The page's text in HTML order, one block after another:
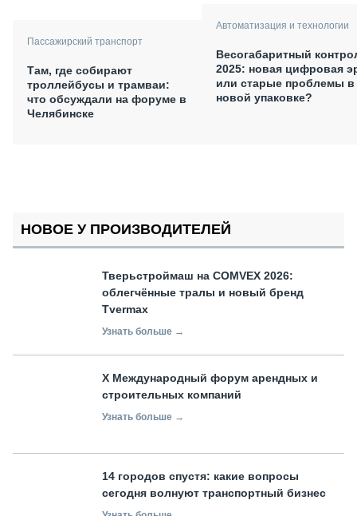
Пассажирский транспорт
Там, где собирают
троллейбусы и трамваи:
что обсуждали на форуме в
Челябинске
Автоматизация и технологии
Весогабаритный
2025: новая цифровая
или старые проблемы в
новой упаковке?
НОВОЕ У ПРОИЗВОДИТЕЛЕЙ
Тверьстроймаш на COMVEX 2026:
облегчённые тралы и новый бренд
Tvermax
Узнать больше →
X Международный форум арендных и
строительных компаний
Узнать больше →
14 городов спустя: какие вопросы
сегодня волнуют транспортный бизнес